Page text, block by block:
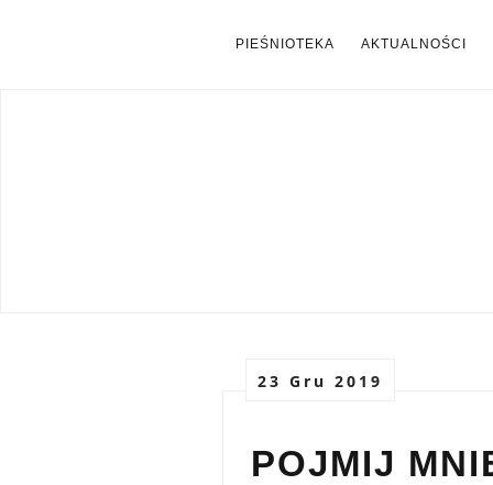
PIEŚNIOTEKA AKTUALNOŚCI
23 Gru 2019
POJMIJ